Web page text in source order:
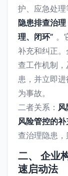
护、应急处理
隐患排查治理
理、闭环” 。
补充和纠正
查工作机制
患，并立即
为事故。
二者关系：
风险管控的补
查治理隐患，
二、 企业
速启动法